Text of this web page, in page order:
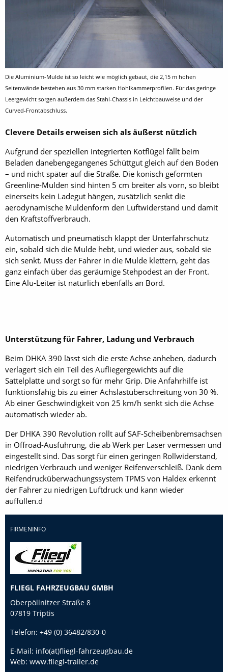
Die Aluminium-Mulde ist so leicht wie möglich gebaut, die 2,15 m hohen
Seitenwände bestehen aus 30 mm starken Hohlkammerprofilen. Für das geringe
Leergewicht sorgen außerdem das Stahl-Chassis in Leichtbauweise und der
Curved-Frontabschluss.
Clevere Details erweisen sich als äußerst nützlich
Aufgrund der speziellen integrierten Kotflügel fällt beim
Beladen danebengegangenes Schüttgut gleich auf den Boden
– und nicht später auf die Straße. Die konisch geformten
Greenline-Mulden sind hinten 5 cm breiter als vorn, so bleibt
einerseits kein Ladegut hängen, zusätzlich senkt die
aerodynamische Muldenform den Luftwiderstand und damit
den Kraftstoffverbrauch.
Automatisch und pneumatisch klappt der Unterfahrschutz
ein, sobald sich die Mulde hebt, und wieder aus, sobald sie
sich senkt. Muss der Fahrer in die Mulde klettern, geht das
ganz einfach über das geräumige Stehpodest an der Front.
Eine Alu-Leiter ist natürlich ebenfalls an Bord.
Unterstützung für Fahrer, Ladung und Verbrauch
Beim DHKA 390 lässt sich die erste Achse anheben, dadurch
verlagert sich ein Teil des Aufliegergewichts auf die
Sattelplatte und sorgt so für mehr Grip. Die Anfahrhilfe ist
funktionsfähig bis zu einer Achslastüberschreitung von 30 %.
Ab einer Geschwindigkeit von 25 km/h senkt sich die Achse
automatisch wieder ab.
Der DHKA 390 ­Revolution rollt auf SAF-­Scheibenbremsachsen
in Offroad-Ausführung, die ab Werk per Laser vermessen und
eingestellt sind. Das sorgt für einen geringen Rollwiderstand,
niedrigen Verbrauch und weniger Reifenverschleiß. Dank dem
Reifendrucküberwachungssystem TPMS von Haldex erkennt
der Fahrer zu niedrigen Luftdruck und kann wieder
auffüllen.d
FIRMENINFO
FLIEGL FAHRZEUGBAU GMBH
Oberpöllnitzer Straße 8
07819 Triptis
Telefon: +49 (0) 36482/830-0
E-Mail: info(at)fliegl-fahrzeugbau.de
Web: www.fliegl-trailer.de